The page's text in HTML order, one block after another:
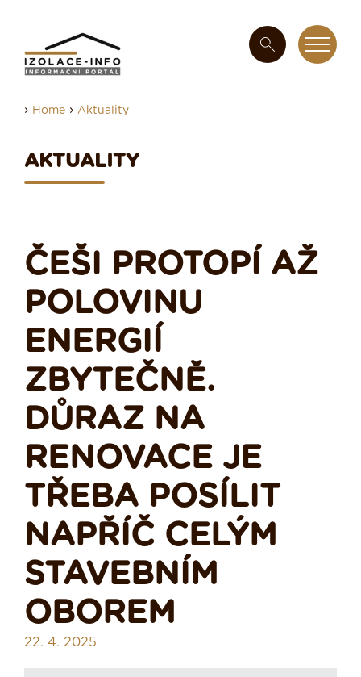
› Home › Aktuality
AKTUALITY
ČEŠI PROTOPÍ AŽ
POLOVINU
ENERGIÍ
ZBYTEČNĚ.
DŮRAZ NA
RENOVACE JE
TŘEBA POSÍLIT
NAPŘÍČ CELÝM
STAVEBNÍM
OBOREM
22. 4. 2025